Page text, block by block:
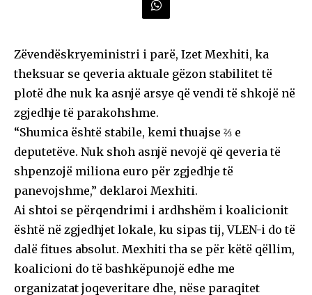
Zëvendëskryeministri i parë, Izet Mexhiti, ka
theksuar se qeveria aktuale gëzon stabilitet të
plotë dhe nuk ka asnjë arsye që vendi të shkojë në
zgjedhje të parakohshme.
“Shumica është stabile, kemi thuajse ⅔ e
deputetëve. Nuk shoh asnjë nevojë që qeveria të
shpenzojë miliona euro për zgjedhje të
panevojshme,” deklaroi Mexhiti.
Ai shtoi se përqendrimi i ardhshëm i koalicionit
është në zgjedhjet lokale, ku sipas tij, VLEN-i do të
dalë fitues absolut. Mexhiti tha se për këtë qëllim,
koalicioni do të bashkëpunojë edhe me
organizatat joqeveritare dhe, nëse paraqitet